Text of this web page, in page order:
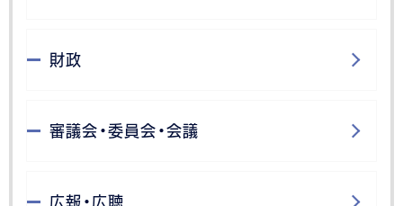
財政
審議会・委員会・会議
広報・広聴